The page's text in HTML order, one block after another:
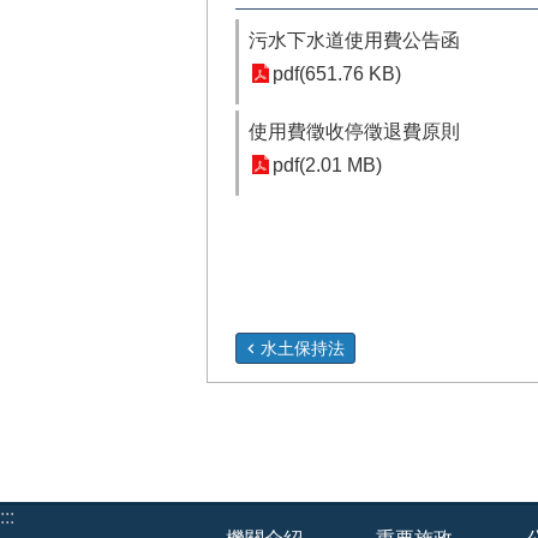
污水下水道使用費公告函
pdf(651.76 KB)
使用費徵收停徵退費原則
pdf(2.01 MB)
水土保持法
:::